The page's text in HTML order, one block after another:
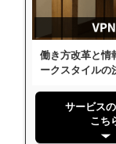
働き方改革と情
ークスタイルの
サービス
こち